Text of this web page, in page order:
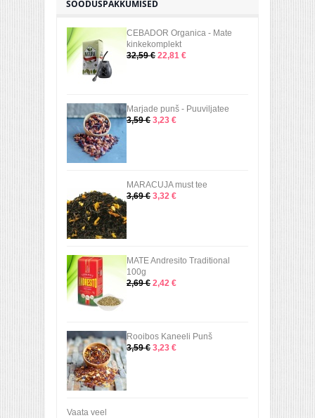
SOODUSPAKKUMISED
CEBADOR Organica - Mate
kinkekomplekt
32,59 € 22,81 €
Marjade punš - Puuviljatee
3,59 € 3,23 €
MARACUJA must tee
3,69 € 3,32 €
MATE Andresito Traditional
100g
2,69 € 2,42 €
Rooibos Kaneeli Punš
3,59 € 3,23 €
Vaata veel